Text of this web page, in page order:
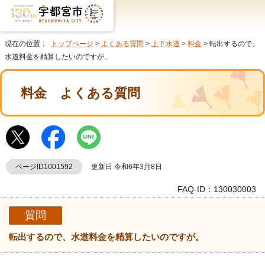
現在の位置： トップページ > よくある質問 > 上下水道 > 料金 > 転出するので、
水道料金を精算したいのですが。
料金よくある質問
ページID1001592 更新日 令和6年3月8日
FAQ-ID：130030003
質問
転出するので、水道料金を精算したいのですが。